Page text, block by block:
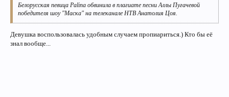
Белорусская певица Palina обвинила в плагиате песни Аллы Пугачевой
победителя шоу "Маска" на телеканале НТВ Анатолия Цоя.
Девушка воспользовалась удобным случаем пропиариться.) Кто бы её
знал вообще...